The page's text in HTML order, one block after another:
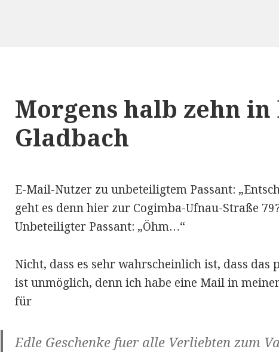
Morgens halb zehn in
Gladbach
E-Mail-Nutzer zu unbeteiligtem Passant:
geht es denn hier zur Cogimba-Ufnau-Straße
Unbeteiligter Passant: „Öhm…“
Nicht, dass es sehr wahrscheinlich ist, dass das
ist unmöglich, denn ich habe eine Mail in
für
Edle Geschenke fuer alle Verliebten zum